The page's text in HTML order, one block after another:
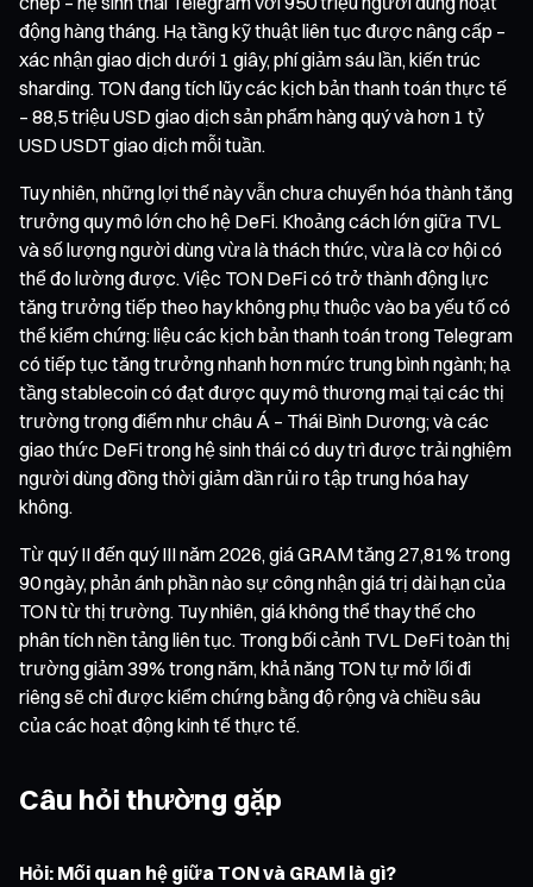
động hàng tháng. Hạ tầng kỹ thuật liên tục được nâng cấp –
xác nhận giao dịch dưới 1 giây, phí giảm sáu lần, kiến trúc
sharding. TON đang tích lũy các kịch bản thanh toán thực tế
– 88,5 triệu USD giao dịch sản phẩm hàng quý và hơn 1 tỷ
USD USDT giao dịch mỗi tuần.
Tuy nhiên, những lợi thế này vẫn chưa chuyển hóa thành tăng
trưởng quy mô lớn cho hệ DeFi. Khoảng cách lớn giữa TVL
và số lượng người dùng vừa là thách thức, vừa là cơ hội có
thể đo lường được. Việc TON DeFi có trở thành động lực
tăng trưởng tiếp theo hay không phụ thuộc vào ba yếu tố có
thể kiểm chứng: liệu các kịch bản thanh toán trong Telegram
có tiếp tục tăng trưởng nhanh hơn mức trung bình ngành; hạ
tầng stablecoin có đạt được quy mô thương mại tại các thị
trường trọng điểm như châu Á – Thái Bình Dương; và các
giao thức DeFi trong hệ sinh thái có duy trì được trải nghiệm
người dùng đồng thời giảm dần rủi ro tập trung hóa hay
không.
Từ quý II đến quý III năm 2026, giá GRAM tăng 27,81% trong
90 ngày, phản ánh phần nào sự công nhận giá trị dài hạn của
TON từ thị trường. Tuy nhiên, giá không thể thay thế cho
phân tích nền tảng liên tục. Trong bối cảnh TVL DeFi toàn thị
trường giảm 39% trong năm, khả năng TON tự mở lối đi
riêng sẽ chỉ được kiểm chứng bằng độ rộng và chiều sâu
của các hoạt động kinh tế thực tế.
Câu hỏi thường gặp
Hỏi: Mối quan hệ giữa TON và GRAM là gì?